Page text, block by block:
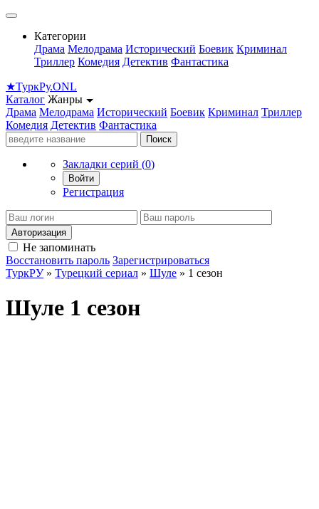
Категории
Драма Мелодрама Исторический Боевик Криминал
Триллер Комедия Детектив Фантастика
★ТуркРу.ONL
Каталог Жанры
Драма Мелодрама Исторический Боевик Криминал Триллер
Комедия Детектив Фантастика
Поиск
Закладки серий (0)
Войти
Регистрация
Авторизация
Не запоминать
Восстановить пароль Зарегистрироваться
ТуркРУ» Турецкий сериал » Шуле » 1 сезон
Шуле 1 сезон